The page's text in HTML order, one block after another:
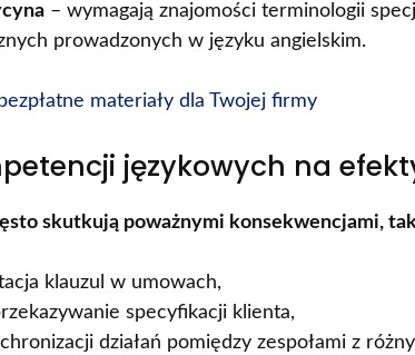
– wymagają znajomości terminologii
prowadzonych w języku angielskim.
materiały dla Twojej firmy
językowych na
skutkują poważnymi konsekwencjami,
klauzul w umowach,
specyfikacji klienta,
działań pomiędzy zespołami z